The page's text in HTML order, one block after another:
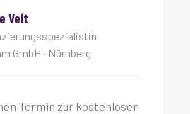
Veit
GmbH · Nürnberg
Termin zur kostenlosen